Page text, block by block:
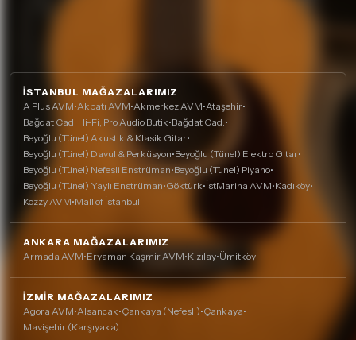
İSTANBUL MAĞAZALARIMIZ
A Plus AVM•Akbatı AVM•Akmerkez AVM•Ataşehir•
Bağdat Cad. Hi-Fi, Pro Audio Butik•Bağdat Cad.•
Beyoğlu (Tünel) Akustik & Klasik Gitar•
Beyoğlu (Tünel) Davul & Perküsyon•Beyoğlu (Tünel) Elektro Gitar•
Beyoğlu (Tünel) Nefesli Enstrüman•Beyoğlu (Tünel) Piyano•
Beyoğlu (Tünel) Yaylı Enstrüman•Göktürk•İstMarina AVM•Kadıköy•
Kozzy AVM•Mall of İstanbul
ANKARA MAĞAZALARIMIZ
Armada AVM•Eryaman Kaşmir AVM•Kızılay•Ümitköy
İZMIR MAĞAZALARIMIZ
Agora AVM•Alsancak•Çankaya (Nefesli)•Çankaya•
Mavişehir (Karşıyaka)